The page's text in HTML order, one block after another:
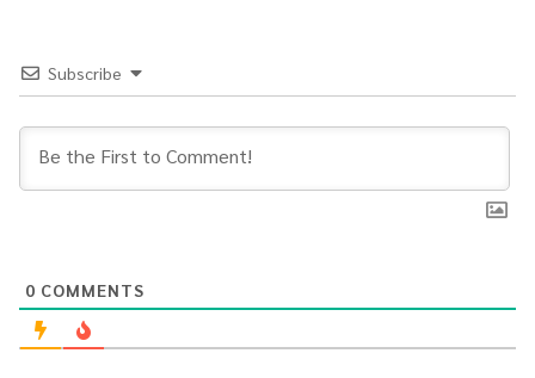
Subscribe
0 COMMENTS